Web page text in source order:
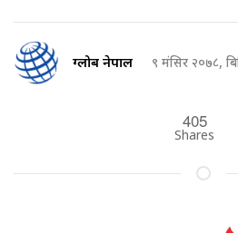
ग्लोब नेपाल ९ मंसिर २०७८,
405
Shares